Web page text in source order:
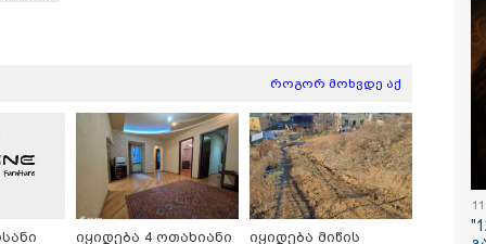
სადაც ნია
მამას ესაუბრება?
ჩემთვის იყო სიკვდილი"
დაკარგული 17 წლის
ბიჭის დედა
ვიდეოკადრებზე, სადაც
შვილის განწირული
ვედრების ხმა ამოიცნო
ამ წუთეში
ხოფის
როგორ მოხვდე აქ
იყიდება 4 ოთახიანი
იყიდება მიწის